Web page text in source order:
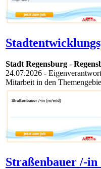
Stadt Regensburg -
24.07.2026 -
Mitarbeit in den
Straßenbauer /-